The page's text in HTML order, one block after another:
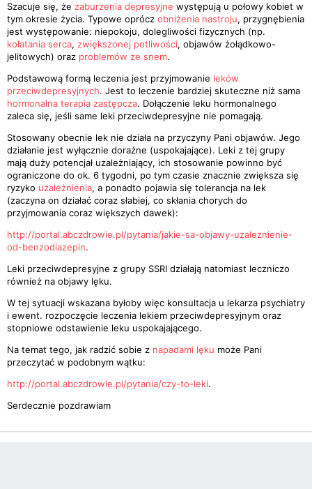
Szacuje się, że zaburzenia depresyjne występują u połowy kobiet w
tym okresie życia. Typowe oprócz obniżenia nastroju, przygnębienia
jest występowanie: niepokoju, dolegliwości fizycznych (np.
kołatania serca, zwiększonej potliwości, objawów żołądkowo-
jelitowych) oraz problemów ze snem.
Podstawową formą leczenia jest przyjmowanie leków
przeciwdepresyjnych. Jest to leczenie bardziej skuteczne niż sama
hormonalna terapia zastępcza. Dołączenie leku hormonalnego
zaleca się, jeśli same leki przeciwdepresyjne nie pomagają.
Stosowany obecnie lek nie działa na przyczyny Pani objawów. Jego
działanie jest wyłącznie doraźne (uspokajające). Leki z tej grupy
mają duży potencjał uzależniający, ich stosowanie powinno być
ograniczone do ok. 6 tygodni, po tym czasie znacznie zwiększa się
ryzyko uzależnienia, a ponadto pojawia się tolerancja na lek
(zaczyna on działać coraz słabiej, co skłania chorych do
przyjmowania coraz większych dawek):
http://portal.abczdrowie.pl/pytania/jakie-sa-objawy-uzaleznienie-
od-benzodiazepin.
Leki przeciwdepresyjne z grupy SSRI działają natomiast leczniczo
również na objawy lęku.
W tej sytuacji wskazana byłoby więc konsultacja u lekarza psychiatry
i ewent. rozpoczęcie leczenia lekiem przeciwdepresyjnym oraz
stopniowe odstawienie leku uspokajającego.
Na temat tego, jak radzić sobie z napadami lęku może Pani
przeczytać w podobnym wątku:
http://portal.abczdrowie.pl/pytania/czy-to-leki.
Serdecznie pozdrawiam